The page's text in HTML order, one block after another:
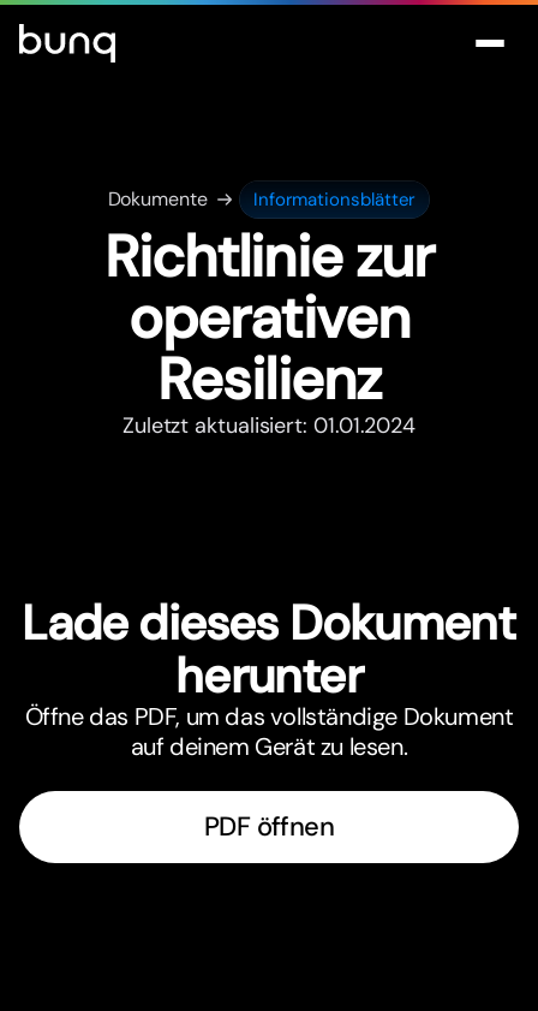
Dokumente Informationsblätter
Richtlinie zur
operativen
Resilienz
Zuletzt aktualisiert: 01.01.2024
Lade dieses Dokument
herunter
Öffne das PDF, um das vollständige Dokument
auf deinem Gerät zu lesen.
PDF öffnen